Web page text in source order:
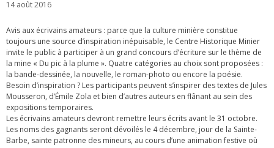
14 août 2016
Avis aux écrivains amateurs : parce que la culture minière constitue
toujours une source d’inspiration inépuisable, le Centre Historique Minier
invite le public à participer à un grand concours d’écriture sur le thème de
la mine « Du pic à la plume ». Quatre catégories au choix sont proposées :
la bande-dessinée, la nouvelle, le roman-photo ou encore la poésie.
Besoin d’inspiration ? Les participants peuvent s’inspirer des textes de Jules
Mousseron, d’Émile Zola et bien d’autres auteurs en flânant au sein des
expositions temporaires.
Les écrivains amateurs devront remettre leurs écrits avant le 31 octobre.
Les noms des gagnants seront dévoilés le 4 décembre, jour de la Sainte-
Barbe, sainte patronne des mineurs, au cours d’une animation festive où